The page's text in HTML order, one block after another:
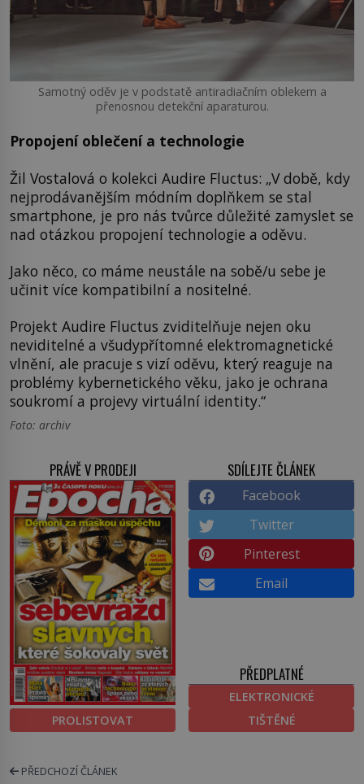
Samotný oděv je v podstatě antiradiačním oblekem a
přenosnou detekční aparaturou.
Propojení oblečení a technologie
Žil Vostalová o kolekci Audire Fluctus: „V době, kdy
nejprodávanějším módním doplňkem se stal
smartphone, je pro nás tvůrce důležité zamyslet se
nad otázkou propojení technologie a oděvu.
Jako něco, co máme neustále na sobě/u sebe je
učinit více kompatibilní a nositelné.
Projekt Audire Fluctus zviditelňuje nejen oku
neviditelné a všudypřítomné elektromagnetické
vlnění, ale pracuje s vizí oděvu, který reaguje na
problémy kybernetického věku, jako je ochrana
soukromí a projevy virtuální identity.“
Foto: archiv
PRÁVĚ V PRODEJI
PROLISTOVAT
SDÍLEJTE ČLÁNEK
Facebook
Twitter
Pinterest
Email
PŘEDPLATNÉ
ELEKTRONICKÉ
TIŠTĚNÉ
PŘEDCHOZÍ ČLÁNEK